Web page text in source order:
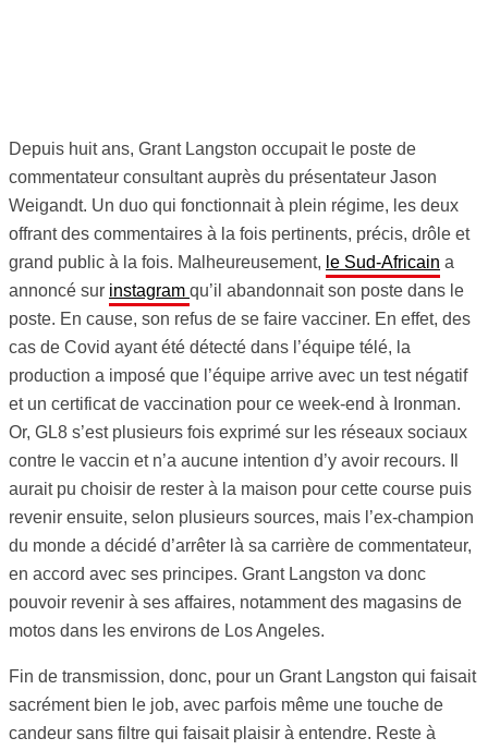
Depuis huit ans, Grant Langston occupait le poste de
commentateur consultant auprès du présentateur Jason
Weigandt. Un duo qui fonctionnait à plein régime, les deux
offrant des commentaires à la fois pertinents, précis, drôle et
grand public à la fois. Malheureusement, le Sud-Africain a
annoncé sur instagram qu’il abandonnait son poste dans le
poste. En cause, son refus de se faire vacciner. En effet, des
cas de Covid ayant été détecté dans l’équipe télé, la
production a imposé que l’équipe arrive avec un test négatif
et un certificat de vaccination pour ce week-end à Ironman.
Or, GL8 s’est plusieurs fois exprimé sur les réseaux sociaux
contre le vaccin et n’a aucune intention d’y avoir recours. Il
aurait pu choisir de rester à la maison pour cette course puis
revenir ensuite, selon plusieurs sources, mais l’ex-champion
du monde a décidé d’arrêter là sa carrière de commentateur,
en accord avec ses principes. Grant Langston va donc
pouvoir revenir à ses affaires, notamment des magasins de
motos dans les environs de Los Angeles.
Fin de transmission, donc, pour un Grant Langston qui faisait
sacrément bien le job, avec parfois même une touche de
candeur sans filtre qui faisait plaisir à entendre. Reste à